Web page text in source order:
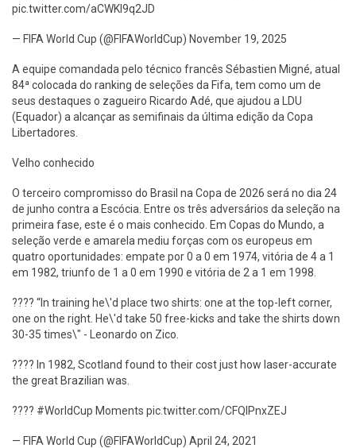
pic.twitter.com/aCWKI9q2JD
— FIFA World Cup (@FIFAWorldCup) November 19, 2025
A equipe comandada pelo técnico francês Sébastien Migné, atual
84ª colocada do ranking de seleções da Fifa, tem como um de
seus destaques o zagueiro Ricardo Adé, que ajudou a LDU
(Equador) a alcançar as semifinais da última edição da Copa
Libertadores.
Velho conhecido
O terceiro compromisso do Brasil na Copa de 2026 será no dia 24
de junho contra a Escócia. Entre os três adversários da seleção na
primeira fase, este é o mais conhecido. Em Copas do Mundo, a
seleção verde e amarela mediu forças com os europeus em
quatro oportunidades: empate por 0 a 0 em 1974, vitória de 4 a 1
em 1982, triunfo de 1 a 0 em 1990 e vitória de 2 a 1 em 1998.
????️ “In training he\'d place two shirts: one at the top-left corner,
one on the right. He\'d take 50 free-kicks and take the shirts down
30-35 times\" - Leonardo on Zico.
???? In 1982, Scotland found to their cost just how laser-accurate
the great Brazilian was.
???? #WorldCup Moments pic.twitter.com/CFQlPnxZEJ
— FIFA World Cup (@FIFAWorldCup) April 24, 2021